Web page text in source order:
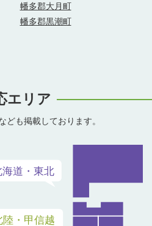
幡多郡大月町
幡多郡黒潮町
エリア
ども掲載しております。